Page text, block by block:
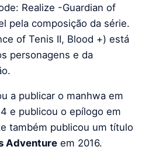
Realize -Guardian of
pela composição da série.
of Tenis II, Blood +) está
personagens e da
a publicar o manhwa em
e publicou o epílogo em
também publicou um título
Adventure em 2016.